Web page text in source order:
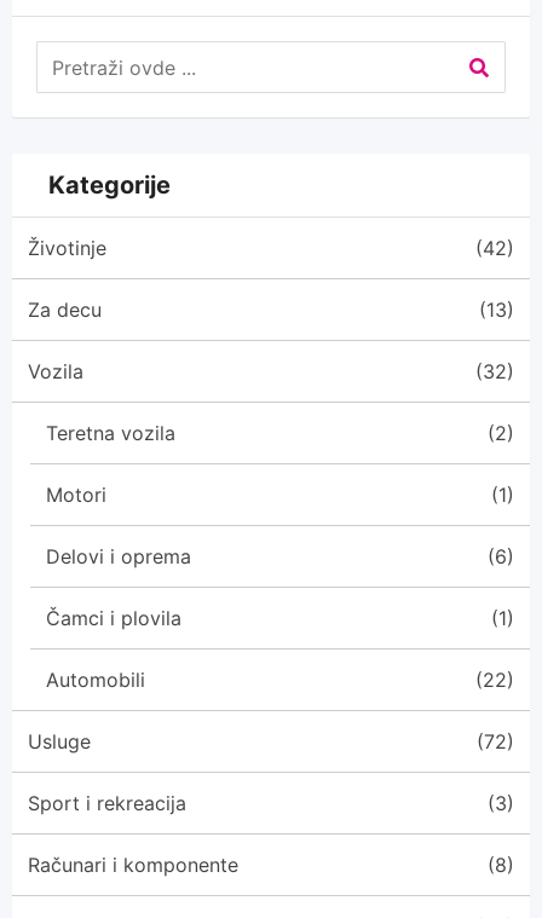
Kategorije
Životinje (42)
Za decu (13)
Vozila (32)
Teretna vozila (2)
Motori (1)
Delovi i oprema (6)
Čamci i plovila (1)
Automobili (22)
Usluge (72)
Sport i rekreacija (3)
Računari i komponente (8)